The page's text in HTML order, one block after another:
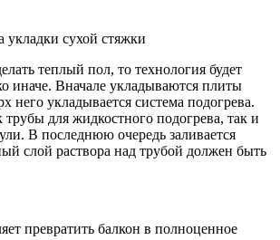
укладки сухой стяжки
теплый пол, то технология будет
иначе. Вначале укладываются плиты
него укладывается система подогрева.
для жидкостного подогрева, так и
В последнюю очередь заливается
слой раствора над трубой должен быть
превратить балкон в полноценное